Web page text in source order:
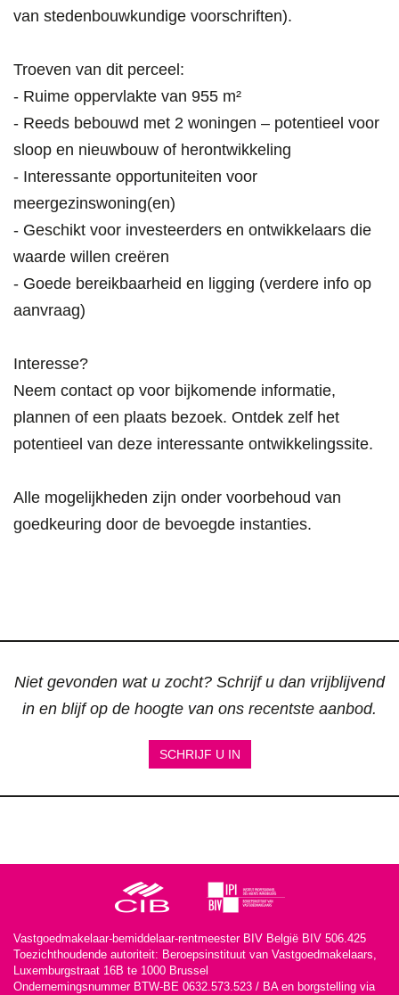
van stedenbouwkundige voorschriften).
Troeven van dit perceel:
- Ruime oppervlakte van 955 m²
- Reeds bebouwd met 2 woningen – potentieel voor
sloop en nieuwbouw of herontwikkeling
- Interessante opportuniteiten voor
meergezinswoning(en)
- Geschikt voor investeerders en ontwikkelaars die
waarde willen creëren
- Goede bereikbaarheid en ligging (verdere info op
aanvraag)
Interesse?
Neem contact op voor bijkomende informatie,
plannen of een plaats bezoek. Ontdek zelf het
potentieel van deze interessante ontwikkelingssite.
Alle mogelijkheden zijn onder voorbehoud van
goedkeuring door de bevoegde instanties.
Niet gevonden wat u zocht? Schrijf u dan vrijblijvend
in en blijf op de hoogte van ons recentste aanbod.
SCHRIJF U IN
Vastgoedmakelaar-bemiddelaar-rentmeester BIV België BIV 506.425
Toezichthoudende autoriteit: Beroepsinstituut van Vastgoedmakelaars,
Luxemburgstraat 16B te 1000 Brussel
Ondernemingsnummer BTW-BE 0632.573.523 / BA en borgstelling via